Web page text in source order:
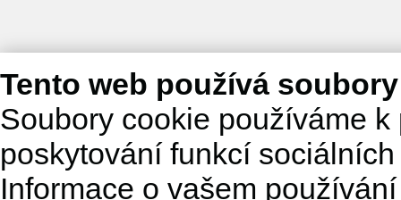
Tento web používá
Soubory cookie používáme
poskytování funkcí
Informace o vašem